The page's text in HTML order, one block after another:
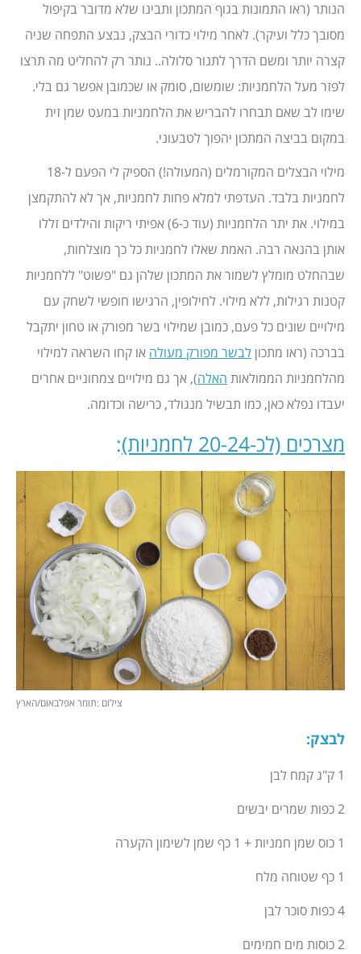
הנותר (ראו התמונות בגוף המתכון ותבינו שלא מדובר בקיפול
מסובך כלל ועיקר). לאחר מילוי כדורי הבצק, נבצע התפחה שניה
קצרה יותר ומשם הדרך לתנור סלולה.. נותר רק להחליט מה תרצו
לפזר מעל הלחמניות: שומשום, סומק או שכמובן אפשר גם בלי.
שימו לב שאם תבחרו להבריש את הלחמניות במעט שמן זית
במקום בביצה המתכון יהפוך לטבעוני.
מילוי הבצלים המקורמלים (המעולה!) הספיק לי הפעם ל-18
לחמניות בלבד. העדפתי למלא פחות לחמניות, אך לא להתקמצן
במילוי. את יתר הלחמניות (עוד כ-6) אפיתי ריקות והילדים זללו
אותן בהנאה רבה. האמת שאלו לחמניות כל כך מוצלחות,
שבהחלט מומלץ לשמור את המתכון שלהן גם "פשוט" ללחמניות
קטנות רגילות, ללא מילוי. לחילופין, הרגישו חופשי לשחק עם
מילויים שונים כל פעם, כמובן שמילוי בשר מפורק או טחון יתקבל
בברכה (ראו מתכוןלבשר מפורק מעולה או קחו השראה למילוי
מהלחמניות הממולאות האלה), אך גם מילויים צמחוניים אחרים
יעבדו נפלא כאן, כמו תבשיל מנגולד, כרישה וכדומה.
מצרכים (לכ-20-24 לחמניות) :
צילום :תומר אפלבאום/הארץ
לבצק:
1 ק"ג קמח לבן
2 כפות שמרים יבשים
1 כוס שמן חמניות + 1 כף שמן לשימון הקערה
1 כף שטוחה מלח
4 כפות סוכר לבן
2 כוסות מים חמימים